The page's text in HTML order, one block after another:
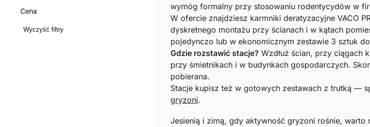
wymóg formalny przy stosowaniu rodentycydów w
W ofercie znajdziesz karmniki deratyzacyjne VACO
dyskretnego montażu przy ścianach i w kątach
pojedynczo lub w ekonomicznym zestawie 3 sztuk
Gdzie rozstawić stacje? Wzdłuż ścian, przy ciągach
przy śmietnikach i w budynkach gospodarczych.
pobierana.
Stacje kupisz też w gotowych zestawach z trutką —
gryzoni.
Jesienią i zimą, gdy aktywność gryzoni rośnie,
Cena
Wyczyść filtry